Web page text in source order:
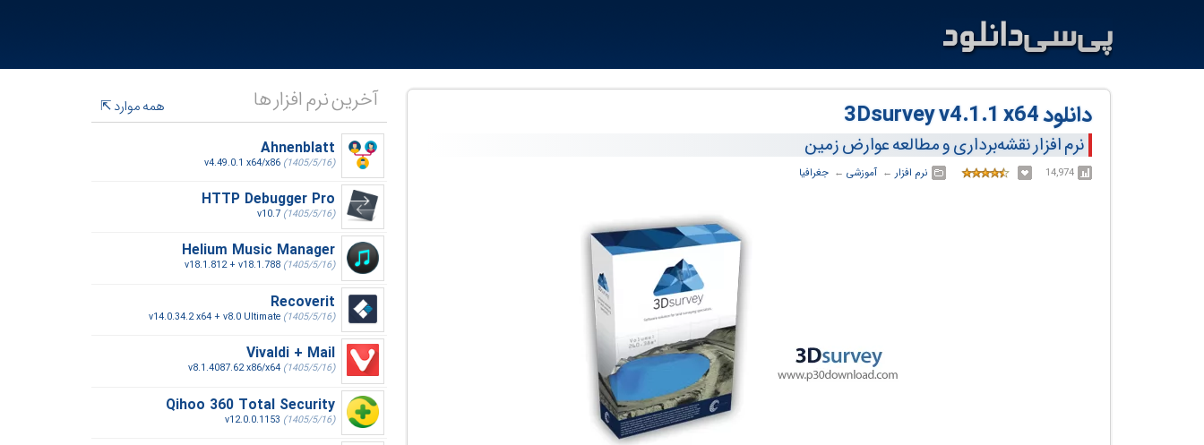
دانلود 3Dsurvey v4.1.1 x64
نرم افزار نقشه‌برداری و مطالعه عوارض زمین
14,974 نرم افزار ← ‏ آموزشی ← ‏ جغرافیا
آخرین نرم افزار ها
همه موارد
Ahnenblatt
v4.49.0.1 x64/x86 (1405/5/16)
HTTP Debugger Pro
v10.7 (1405/5/16)
Helium Music Manager
v18.1.812 + v18.1.788 (1405/5/16)
Recoverit
v14.0.34.2 x64 + v8.0 Ultimate (1405/5/16)
Vivaldi + Mail
v8.1.4087.62 x86/x64 (1405/5/16)
Qihoo 360 Total Security
v12.0.0.1153 (1405/5/16)